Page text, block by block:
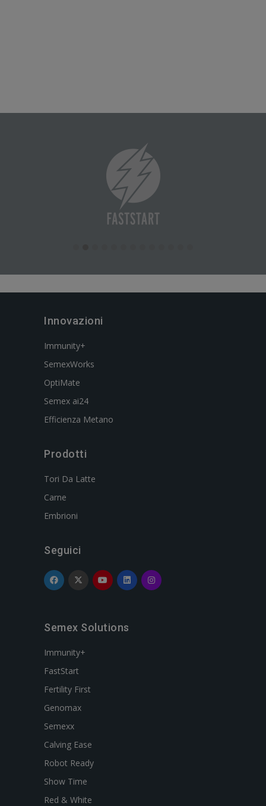
Innovazioni
Immunity+
SemexWorks
OptiMate
Semex ai24
Efficienza Metano
Prodotti
Tori Da Latte
Carne
Embrioni
Seguici
Semex Solutions
Immunity+
FastStart
Fertility First
Genomax
Semexx
Calving Ease
Robot Ready
Show Time
Red & White